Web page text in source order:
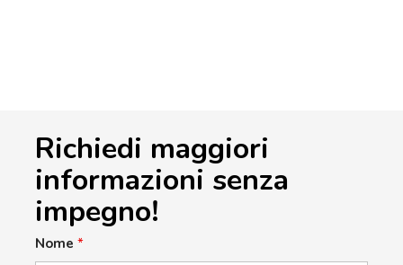
Richiedi maggiori
informazioni senza
impegno!
Nome *